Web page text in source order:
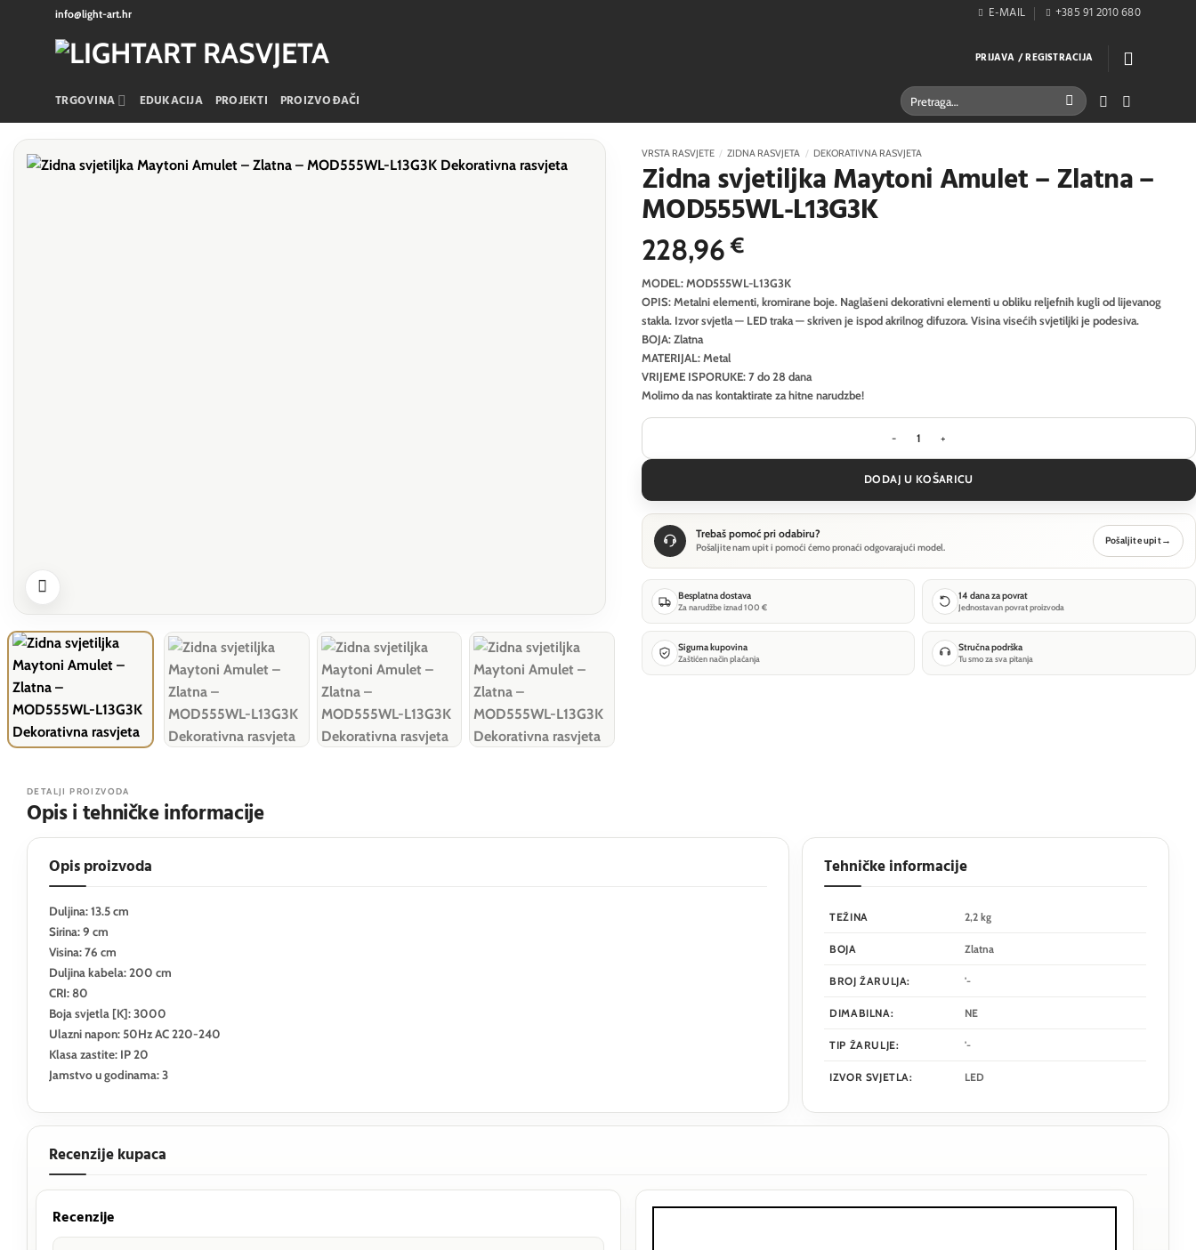
info@light-art.hr E-MAIL +385 91 2010 680
PRIJAVA / REGISTRACIJA
TRGOVINA EDUKACIJA PROJEKTI PROIZVOĐAČI Pretraži:
VRSTA RASVJETE / ZIDNA RASVJETA / DEKORATIVNA RASVJETA
Zidna svjetiljka Maytoni Amulet – Zlatna –
MOD555WL-L13G3K
228,96€
MODEL: MOD555WL-L13G3K
OPIS: Metalni elementi, kromirane boje. Naglašeni dekorativni elementi u obliku reljefnih kugli od lijevanog
stakla. Izvor svjetla — LED traka — skriven je ispod akrilnog difuzora. Visina visećih svjetiljki je podesiva.
BOJA: Zlatna
MATERIJAL: Metal
VRIJEME ISPORUKE: 7 do 28 dana
Molimo da nas kontaktirate za hitne narudzbe!
Zidna svjetiljka Maytoni Amulet - Zlatna -
DODAJ U KOŠARICU
Trebaš pomoć pri odabiru?
Pošaljite nam upit i pomoći ćemo pronaći odgovarajući model.
Pošaljite upit→
Besplatna dostava
Za narudžbe iznad 100 €
14 dana za povrat
Jednostavan povrat proizvoda
Sigurna kupovina
Zaštićen način plaćanja
Stručna podrška
Tu smo za sva pitanja
DETALJI PROIZVODA
Opis i tehničke informacije
Opis proizvoda
Duljina: 13.5 cm
Sirina: 9 cm
Visina: 76 cm
Duljina kabela: 200 cm
CRI: 80
Boja svjetla [K]: 3000
Ulazni napon: 50Hz AC 220-240
Klasa zastite: IP 20
Jamstvo u godinama: 3
Tehničke informacije
TEŽINA 2,2 kg
BOJA Zlatna
BROJ ŽARULJA: '-
DIMABILNA: NE
TIP ŽARULJE: '-
IZVOR SVJETLA: LED
Recenzije kupaca
Recenzije